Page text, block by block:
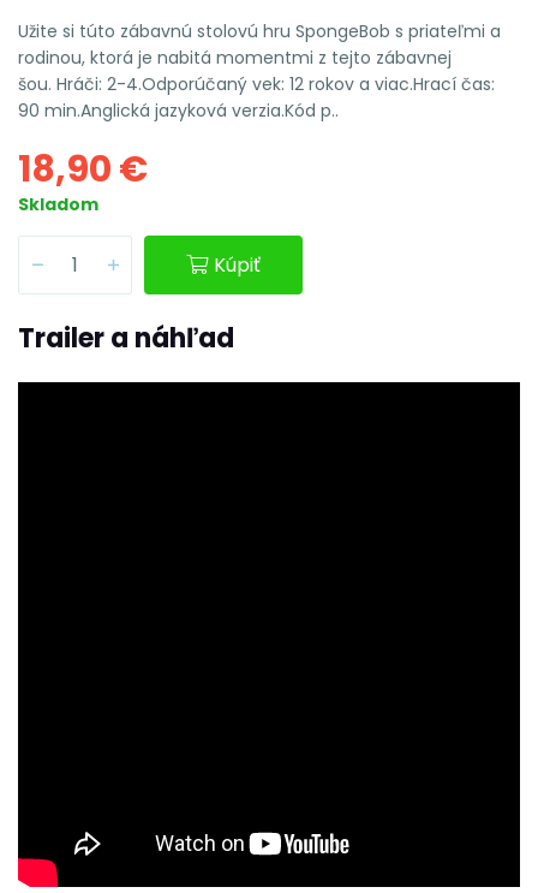
Užite si túto zábavnú stolovú hru SpongeBob s priateľmi a
rodinou, ktorá je nabitá momentmi z tejto zábavnej
šou. Hráči: 2-4.Odporúčaný vek: 12 rokov a viac.Hrací čas:
90 min.Anglická jazyková verzia.Kód p..
18,90 €
Skladom
Kúpiť
Trailer a náhľad